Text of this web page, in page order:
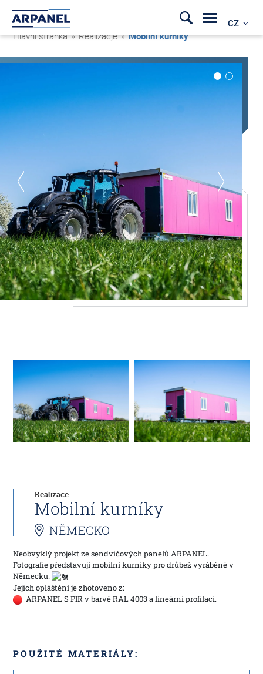
CZ
Hlavní stránka » Realizacje »Mobilní kurníky
Realizace
Mobilní kurníky
NĚMECKO
Neobvyklý projekt ze sendvičových panelů ARPANEL.
Fotografie představují mobilní kurníky pro drůbež vyráběné v
Německu.
Jejich opláštění je zhotoveno z:
ARPANEL S PIR v barvě RAL 4003 a lineární profilaci.
POUŽITÉ MATERIÁLY: